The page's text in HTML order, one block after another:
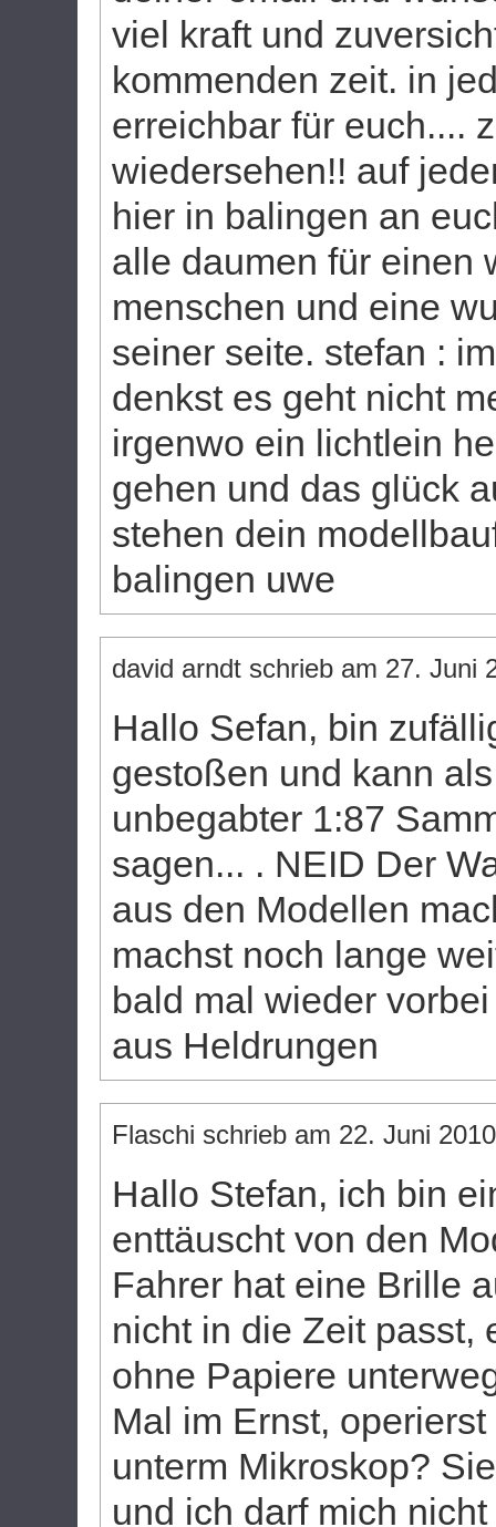
viel kraft und
kommenden zeit. in
erreichbar für euch....
wiedersehen!! auf
hier in balingen an
alle daumen für einen
menschen und eine
seiner seite. stefan :
denkst es geht nicht
irgenwo ein lichtlein
gehen und das glück
stehen dein
balingen uwe
david arndt schrieb am 27. Juni
Hallo Sefan, bin
gestoßen und kann
unbegabter 1:87
sagen... . NEID Der
aus den Modellen
machst noch lange
bald mal wieder
aus Heldrungen
Flaschi schrieb am 22. Juni 2010
Hallo Stefan, ich bin
enttäuscht von den
Fahrer hat eine Brille
nicht in die Zeit passt,
ohne Papiere
Mal im Ernst,
unterm Mikroskop?
und ich darf mich